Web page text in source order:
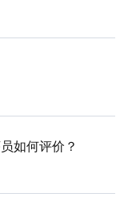
如何评价？